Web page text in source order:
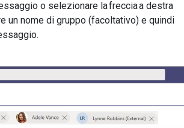
o selezionare la freccia a destra
un nome di gruppo (facoltativo) e quindi